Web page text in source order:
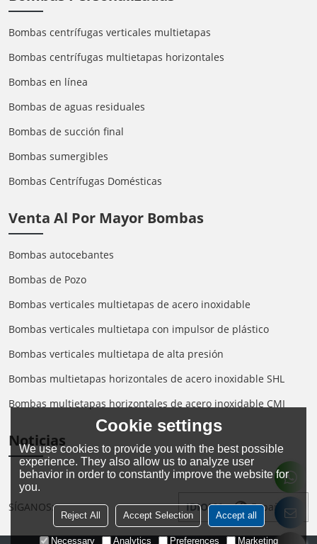
Bombas centrífugas verticales multietapas
Bombas centrífugas multietapas horizontales
Bombas en línea
Bombas de aguas residuales
Bombas de succión final
Bombas sumergibles
Bombas Centrífugas Domésticas
Venta Al Por Mayor Bombas
Bombas autocebantes
Bombas de Pozo
Bombas verticales multietapas de acero inoxidable
Bombas verticales multietapa con impulsor de plástico
Bombas verticales multietapa de alta presión
Bombas multietapas horizontales de acero inoxidable SHL
Bombas multietapas horizontales de acero inoxidable CMI
Noticias
SÍGANOS: IDIOMA: Español
Cookie settings
We use cookies to provide you with the best possible
experience. They also allow us to analyze user
behavior in order to constantly improve the website for
you.
Reject All Accept Selection Accept all
Necessary Analytics Preferences Marketing